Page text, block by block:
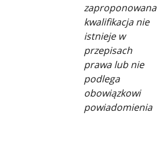
zaproponowana
kwalifikacja nie
istnieje w
przepisach
prawa lub nie
podlega
obowiązkowi
powiadomienia